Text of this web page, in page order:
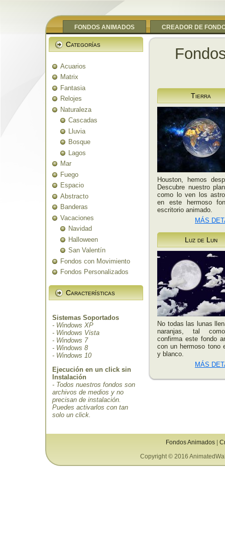
FONDOS ANIMADOS CREADOR DE
Categorías
Acuarios
Matrix
Fantasia
Relojes
Naturaleza
Cascadas
Lluvia
Bosque
Lagos
Mar
Fuego
Espacio
Abstracto
Banderas
Vacaciones
Navidad
Halloween
San Valentín
Fondos con Movimiento
Fondos Personalizados
Características
Sistemas Soportados
- Windows XP
- Windows Vista
- Windows 7
- Windows 8
- Windows 10
Ejecución en un click sin
Instalación
- Todos nuestros fondos son
archivos de medios y no
precisan de instalación.
Puedes activarlos con tan
solo un click.
Tierra
Houston, hemos
Descubre nuestro
como lo ven los
en este hermoso
escritorio animado.
MÁS
Luz de Lun
No todas las lunas
naranjas, tal
confirma este fondo
con un hermoso tono
y blanco.
MÁS
Fondos Animados |
Copyright © 2016